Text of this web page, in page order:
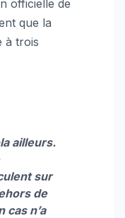
officielle de
que la
à trois
ailleurs.
sur
de
n’a